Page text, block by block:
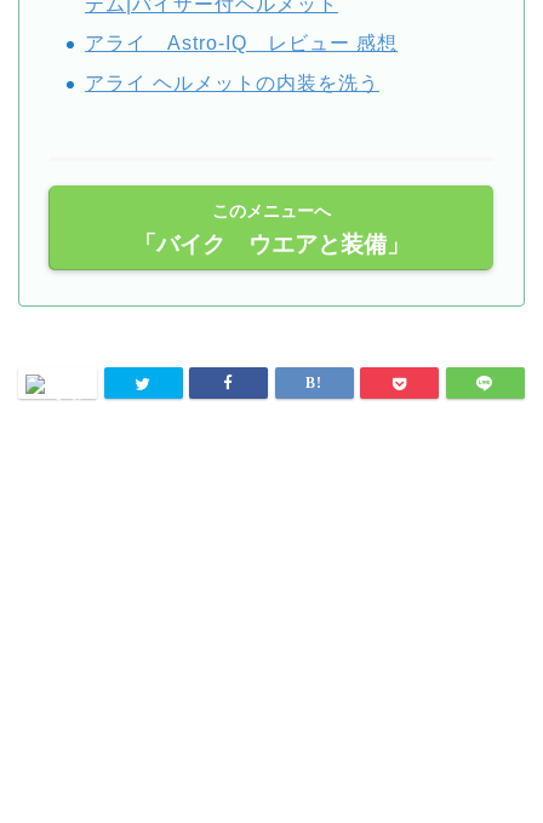
テム|バイザー付ヘルメット
アライ Astro-IQ レビュー 感想
アライ ヘルメットの内装を洗う
このメニューへ
「バイク ウエアと装備」